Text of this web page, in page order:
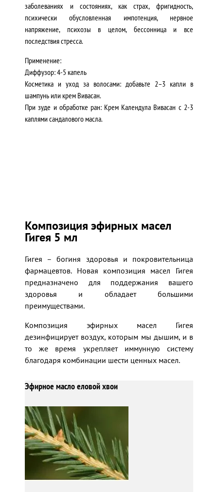
заболеваниях и состояниях, как страх, фригидность,
психически обусловленная импотенция, нервное
напряжение, психозы в целом, бессонница и все
последствия стресса.
Применение:
Диффузор: 4-5 капель
Косметика и уход за волосами: добавьте 2–3 капли в
шампунь или крем Вивасан.
При зуде и обработке ран: Крем Календула Вивасан с 2-3
каплями сандалового масла.
Композиция эфирных масел
Гигея 5 мл
Гигея – богиня здоровья и покровительница
фармацевтов. Новая композиция масел Гигея
предназначено для поддержания вашего
здоровья и обладает большими
преимуществами.
Композиция эфирных масел Гигея
дезинфицирует воздух, которым мы дышим, и в
то же время укрепляет иммунную систему
благодаря комбинации шести ценных масел.
Эфирное масло еловой хвои